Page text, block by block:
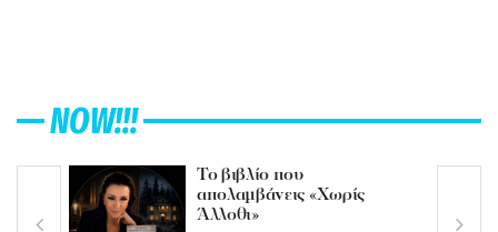
NOW!!!
Το βιβλίο που
απολαμβάνεις «Χωρίς
Άλλοθι»